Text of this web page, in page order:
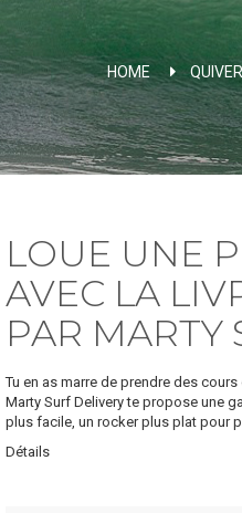
HOME
LOUE UNE
AVEC LA
PAR MARTY
Tu en as marre de prendre des
Marty Surf Delivery te propose une
plus facile, un rocker plus plat pour
Détails